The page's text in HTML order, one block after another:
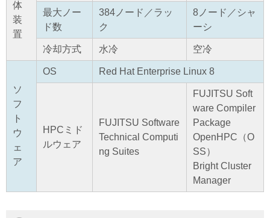
体
装
置
最大ノー
ド数
384ノード／ラッ
ク
8ノード／シャ
ーシ
冷却方式 水冷 空冷
ソ
フ
ト
ウ
ェ
ア
OS Red Hat Enterprise Linux 8
HPCミド
ルウェア
FUJITSU Software
Technical Computi
ng Suites
FUJITSU Soft
ware Compiler
Package
OpenHPC（O
SS）
Bright Cluster
Manager